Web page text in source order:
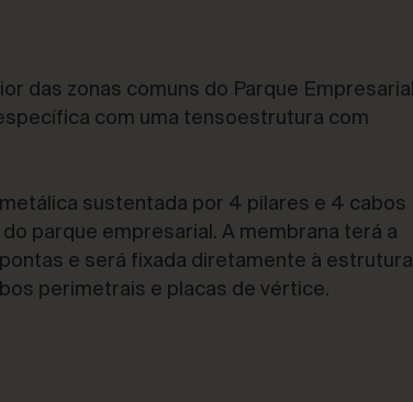
Assessoria e Consultoria
das zonas comuns do Parque Empresarial
com uma tensoestrutura com
sustentada por 4 pilares e 4 cabos
parque empresarial. A membrana terá a
e será fixada diretamente à estrutura
perimetrais e placas de vértice.